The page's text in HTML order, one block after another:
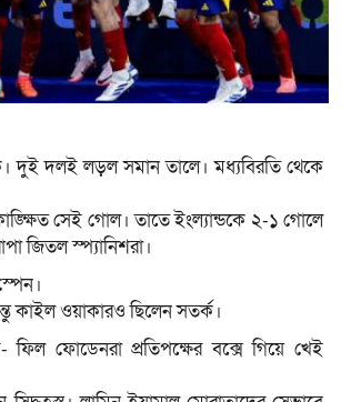
দুই দলই লড়ল সমান তালে। মধ্যবিরতি থেকে
সেই গোল। তাতে ইংল্যান্ডকে ২-১ গোলে
জিতল স্প্যানিশরা।
কাইল ওয়াকারও ছিলেন সতর্ক।
ফোডেনরা প্রতিপক্ষের বক্সে গিয়ে খেই